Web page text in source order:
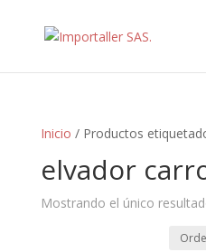
Inicio / Productos
elvador
Mostrando el único